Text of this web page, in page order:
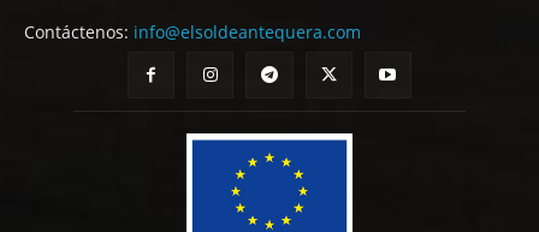
Contáctenos: info@elsoldeantequera.com